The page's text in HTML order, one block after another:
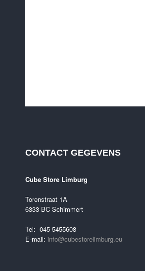
CONTACT GEGEVENS
Cube Store Limburg
Torenstraat 1A
6333 BC Schimmert
Tel: 045-5455608
E-mail: info@cubestorelimburg.eu